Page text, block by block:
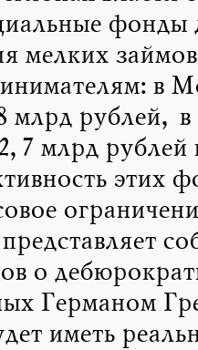
фонды
мелких
в
млрд рублей,
млрд рублей
этих
о
Германом
иметь